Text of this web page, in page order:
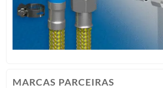
MARCAS PARCEIRAS